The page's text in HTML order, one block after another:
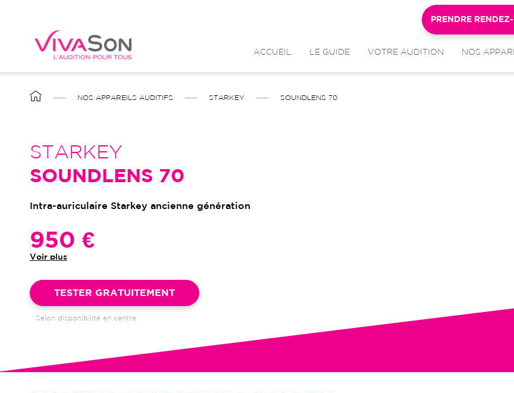
contenu
ACCUEIL LE GUIDE VOTRE AUDITION NOS
PRENDRE
FIL
NOS APPAREILS AUDITIFS STARKEY SOUNDLENS 70
STARKEY
SOUNDLENS 70
Intra-auriculaire Starkey ancienne génération
950 €
Voir plus
TESTER GRATUITEMENT
Selon disponibilité en centre